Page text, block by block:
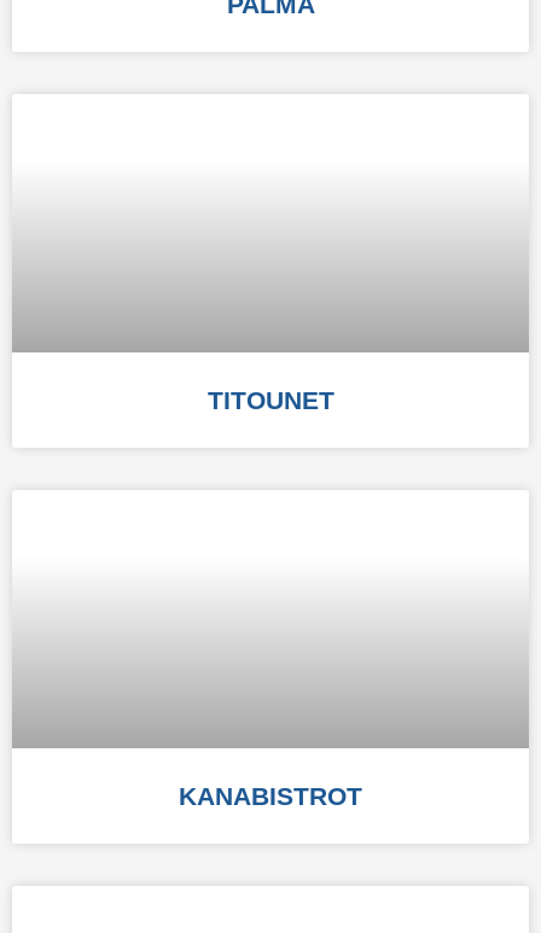
TITOUNET
KANABISTROT